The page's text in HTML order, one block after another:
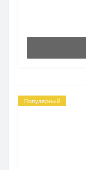
Популярный